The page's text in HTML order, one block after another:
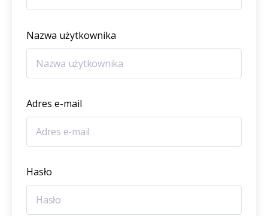
Nazwa użytkownika
Adres e-mail
Hasło